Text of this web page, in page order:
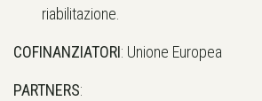
riabilitazione.
COFINANZIATORI: Unione Europea
PARTNERS: